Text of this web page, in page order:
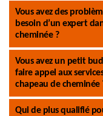
Vous avez des
besoin d’un expert
cheminée ?
Vous avez un petit
faire appel aux
chapeau de cheminée
Qui de plus qualifié